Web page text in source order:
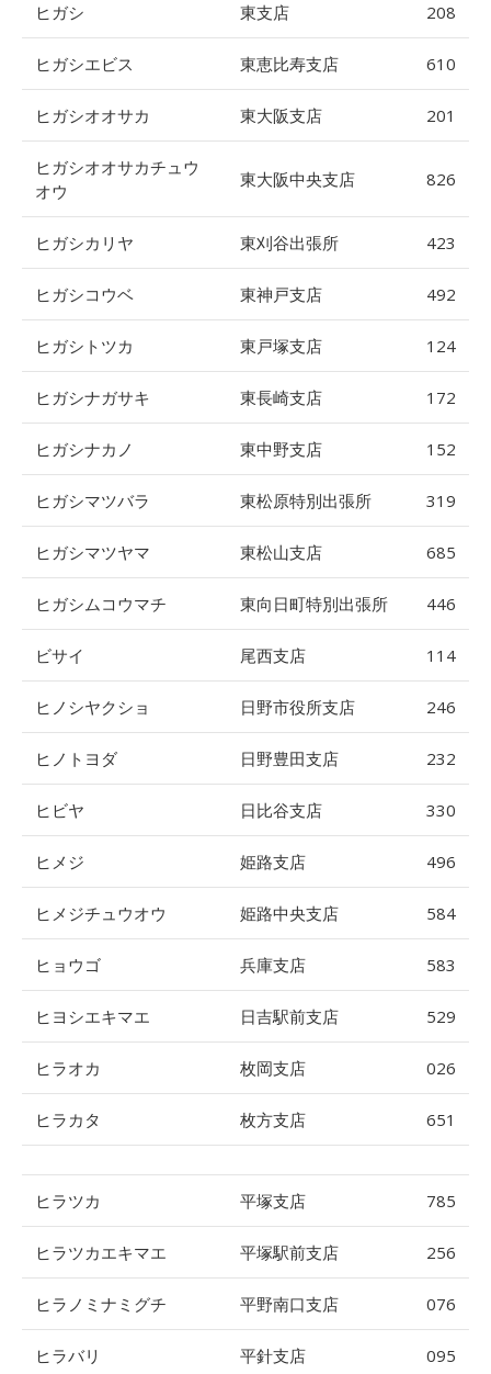
ヒガシ 東支店 208
ヒガシエビス 東恵比寿支店 610
ヒガシオオサカ 東大阪支店 201
ヒガシオオサカチュウ
オウ
東大阪中央支店 826
ヒガシカリヤ 東刈谷出張所 423
ヒガシコウベ 東神戸支店 492
ヒガシトツカ 東戸塚支店 124
ヒガシナガサキ 東長崎支店 172
ヒガシナカノ 東中野支店 152
ヒガシマツバラ 東松原特別出張所 319
ヒガシマツヤマ 東松山支店 685
ヒガシムコウマチ 東向日町特別出張所 446
ビサイ 尾西支店 114
ヒノシヤクショ 日野市役所支店 246
ヒノトヨダ 日野豊田支店 232
ヒビヤ 日比谷支店 330
ヒメジ 姫路支店 496
ヒメジチュウオウ 姫路中央支店 584
ヒョウゴ 兵庫支店 583
ヒヨシエキマエ 日吉駅前支店 529
ヒラオカ 枚岡支店 026
ヒラカタ 枚方支店 651
ヒラツカ 平塚支店 785
ヒラツカエキマエ 平塚駅前支店 256
ヒラノミナミグチ 平野南口支店 076
ヒラバリ 平針支店 095